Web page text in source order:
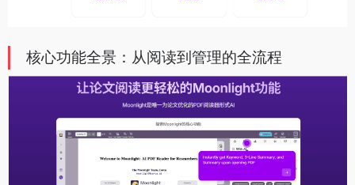
核心功能全景：从阅读到管理的全流程